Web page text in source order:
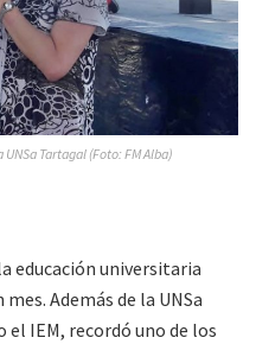
Tartagal (Foto: FM Alba)
educación universitaria
Además de la UNSa
IEM, recordó uno de los